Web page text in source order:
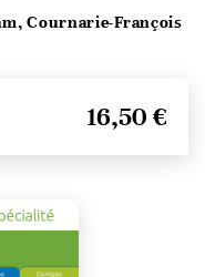
Cournarie-François
16,50 €